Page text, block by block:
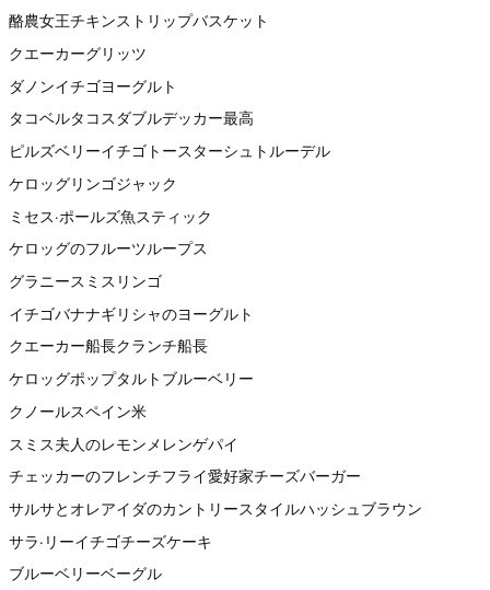
酪農女王チキンストリップバスケット
クエーカーグリッツ
ダノンイチゴヨーグルト
タコベルタコスダブルデッカー最高
ピルズベリーイチゴトースターシュトルーデル
ケロッグリンゴジャック
ミセス·ポールズ魚スティック
ケロッグのフルーツループス
グラニースミスリンゴ
イチゴバナナギリシャのヨーグルト
クエーカー船長クランチ船長
ケロッグポップタルトブルーベリー
クノールスペイン米
スミス夫人のレモンメレンゲパイ
チェッカーのフレンチフライ愛好家チーズバーガー
サルサとオレアイダのカントリースタイルハッシュブラウン
サラ·リーイチゴチーズケーキ
ブルーベリーベーグル